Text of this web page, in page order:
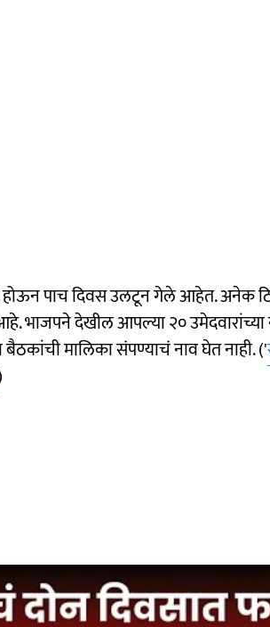
होऊन पाच दिवस उलटून गेले आहेत. अनेक
भाजपने देखील आपल्या २० उमेदवारांच्या
मालिका संपण्याचं नाव घेत नाही. ('